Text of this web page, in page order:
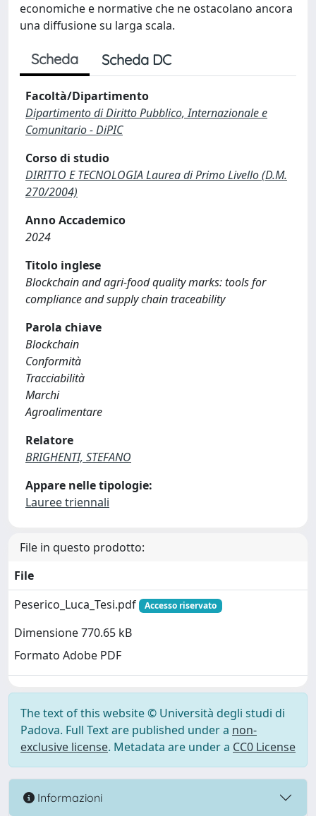
economiche e normative che ne ostacolano ancora
una diffusione su larga scala.
Scheda Scheda DC
Facoltà/Dipartimento
Dipartimento di Diritto Pubblico, Internazionale e
Comunitario - DiPIC
Corso di studio
DIRITTO E TECNOLOGIA Laurea di Primo Livello (D.M.
270/2004)
Anno Accademico
2024
Titolo inglese
Blockchain and agri-food quality marks: tools for
compliance and supply chain traceability
Parola chiave
Blockchain
Conformità
Tracciabilità
Marchi
Agroalimentare
Relatore
BRIGHENTI, STEFANO
Appare nelle tipologie:
Lauree triennali
File in questo prodotto:
File
Peserico_Luca_Tesi.pdf
Accesso riservato
Dimensione 770.65 kB
Formato Adobe PDF
The text of this website © Università degli studi di
Padova. Full Text are published under a non-
exclusive license. Metadata are under a CC0 License
Informazioni